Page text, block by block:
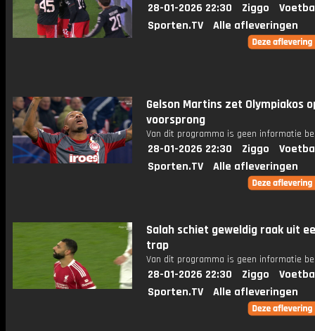
28-01-2026 22:30 Ziggo
Sporten.TV
Alle afleveringen
Gelson Martins zet Olympiakos
voorsprong
Van dit programma is geen informatie
28-01-2026 22:30 Ziggo
Sporten.TV
Alle afleveringen
Salah schiet geweldig raak uit
trap
Van dit programma is geen informatie
28-01-2026 22:30 Ziggo
Sporten.TV
Alle afleveringen